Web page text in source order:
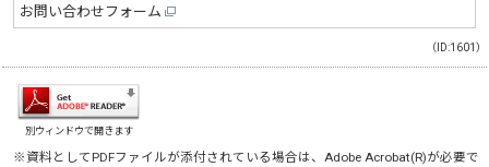
お問い合わせフォーム
（ID:1601）
別ウィンドウで開きます
※資料としてPDFファイルが添付されている場合は、Adobe Acrobat(R)が必要で